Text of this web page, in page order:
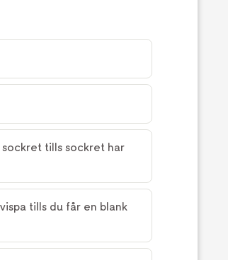
tills sockret har
tills du får en blank